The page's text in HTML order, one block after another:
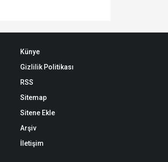
Künye
Gizlilik Politikası
RSS
Sitemap
Sitene Ekle
Arşiv
İletişim